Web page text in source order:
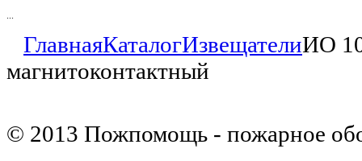
ГлавнаяКаталогИзвещателиИО
магнитоконтактный
© 2013 Пожпомощь - пожарное